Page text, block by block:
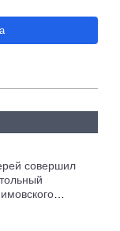
совершил